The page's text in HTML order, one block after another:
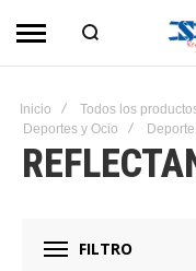
Inicio Todos los
Deportes y Ocio
FILTRO